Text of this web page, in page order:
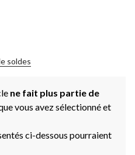
soldes
ne fait plus partie de
vous avez sélectionné et
ci-dessous pourraient